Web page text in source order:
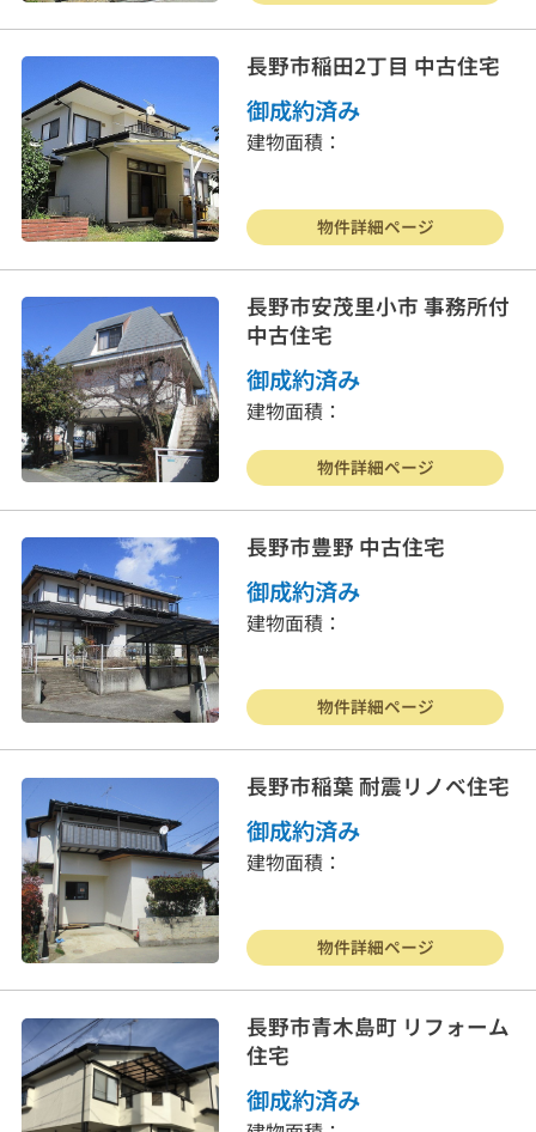
長野市稲田2丁目 中古住宅
御成約済み
建物面積：
物件詳細ページ
長野市安茂里小市 事務所付
中古住宅
御成約済み
建物面積：
物件詳細ページ
長野市豊野 中古住宅
御成約済み
建物面積：
物件詳細ページ
長野市稲葉 耐震リノベ住宅
御成約済み
建物面積：
物件詳細ページ
長野市青木島町 リフォーム
住宅
御成約済み